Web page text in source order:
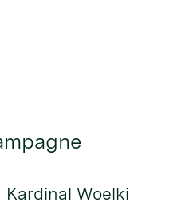
Kardinal Woelki